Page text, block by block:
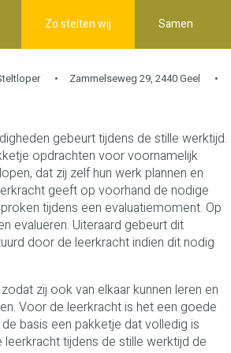
Zo stelten wij Samen
Zammelseweg 29, 2440 Geel
gebeurt tijdens de stille werktijd.
opdrachten voor voornamelijk
dat zij zelf hun werk plannen en
geeft op voorhand de nodige
tijdens een evaluatiemoment. Op
evalueren. Uiteraard gebeurt dit
door de leerkracht indien dit nodig
zij ook van elkaar kunnen leren en
Voor de leerkracht is het een goede
basis een pakketje dat volledig is
tijdens de stille werktijd de